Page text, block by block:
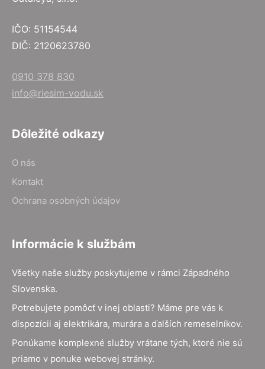
IČO: 51154544
DIČ: 2120623780
0910 378 830
info@riesim-vodu.sk
Dôležité odkazy
O nás
Kontakt
Ochrana osobných údajov
Informácie k službám
Všetky naše služby poskytujeme v rámci Západného
Slovenska.
Potrebujete pomôcť v inej oblasti? Máme pre vás k
dispozícii aj elektrikára, murára a ďalších remeselníkov.
Ponúkame komplexné služby vrátane tých, ktoré nie sú
priamo v ponuke webovej stránky.